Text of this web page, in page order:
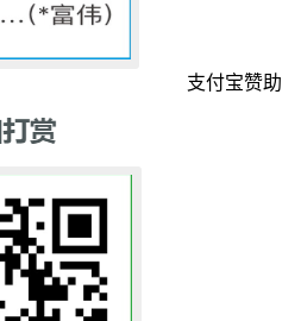
支付宝赞助